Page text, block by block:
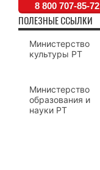
8 800 707-85-72
ПОЛЕЗНЫЕ ССЫЛКИ
Министерство
культуры РТ
Министерство
образования и
науки РТ